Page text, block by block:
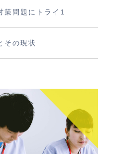
策問題にトライ1
その現状